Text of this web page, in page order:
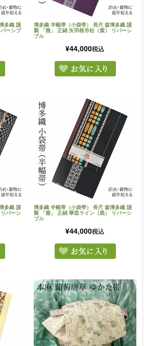
多織 謹
ーシブ
博多織 半幅帯（小袋帯） 長尺 森博多織 謹
製 「雅」 正絹 矢羽根市松（紫） リバーシ
ブル
¥44,000税込
多織 謹
バーシ
博多織 半幅帯（小袋帯） 長尺 森博多織 謹
製 「雅」 正絹 華皿ライン（黒） リバーシ
ブル
¥44,000税込